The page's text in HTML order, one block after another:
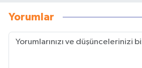
Yorumlar